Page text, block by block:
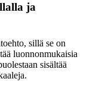
ja
sillä se on
luonnonmukaisia
sisältää